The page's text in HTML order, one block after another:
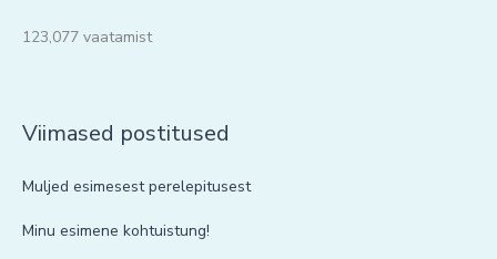
123,077 vaatamist
Viimased postitused
Muljed esimesest perelepitusest
Minu esimene kohtuistung!